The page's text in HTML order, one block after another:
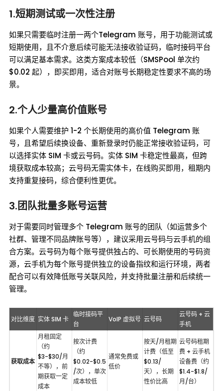
1.短期测试或一次性注册
如果只需要临时注册一两个Telegram 账号，用于功能测试或
短期使用，且不介意后续可能无法接收验证码，临时接码平台
可以满足基本需求。这类方案成本较低（SMSPool 单次约
$0.02 起），即买即用，适合对账号长期稳定性要求不高的场
景。
2.个人少量高价值账号
如果个人需要维护 1-2 个长期使用的高价值 Telegram 账
号，且希望后续换设备、重新登录时仍能正常接收验证码，可
以选择实体 SIM 卡或云号码。实体 SIM 卡稳定性最高，但跨
境获取成本较高；云号码无需实体卡，在线购买即用，租期内
支持重复接码，综合便利性更优。
3.团队批量多账号运营
对于需要同时管理多个 Telegram 账号的团队（如运营多个
社群、管理不同品牌账号等），建议采用云号码与云手机的组
合方案。云号码为每个账号提供独占的、可长期使用的号码资
源，云手机为每个账号提供独立的设备指纹和运行环境，两者
配合可以有效降低账号关联风险，并支持批量注册和后续统一
管理。
对比维度 实体 SIM 卡
临时接码平
台
VoIP 虚拟号 云号码
云号码 + 云
手机
获取成本
月租固定
（约
$3-$30/月
不等），前
期获取一定
成本
按次计费
（约
$0.02-$0.5
/次），单次
成本较低
通常免费或
低价
按天/月租期
计费（低至
$0.13/
天），长期
性价比高
云号码租期
费 + 云手机
设备费（约
$1.4-$1.8/
月/台）